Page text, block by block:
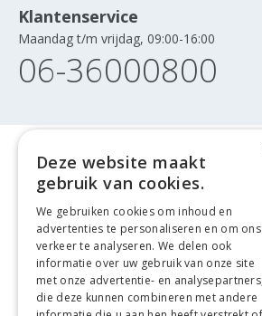
Klantenservice
Maandag t/m vrijdag, 09:00-16:00
06-36000800
GRATIS VERZENDING
GEMAKKELIJK
Deze website maakt
gebruik van cookies.
We gebruiken cookies om inhoud en
advertenties te personaliseren en om ons
verkeer te analyseren. We delen ook
informatie over uw gebruik van onze site
met onze advertentie- en analysepartners,
die deze kunnen combineren met andere